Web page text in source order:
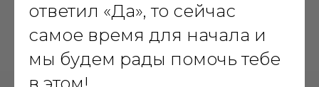
ответил «Да», то сейчас
самое время для начала и
мы будем рады помочь тебе